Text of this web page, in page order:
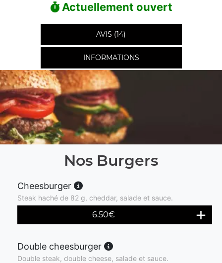
Actuellement ouvert
AVIS (14)
INFORMATIONS
Nos Burgers
Cheesburger
Steak haché de 82 g, cheddar, salade et sauce.
6.50€
Double cheesburger
Double steak, double cheese, salade et sauce.